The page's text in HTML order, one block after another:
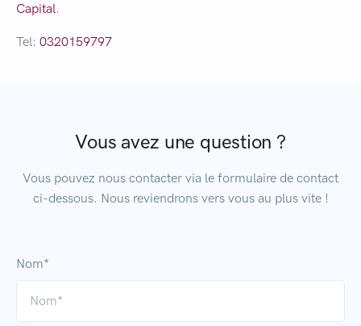
Capital.
Tel: 0320159797
Vous avez une question ?
Vous pouvez nous contacter via le formulaire de contact
ci-dessous. Nous reviendrons vers vous au plus vite !
Nom*